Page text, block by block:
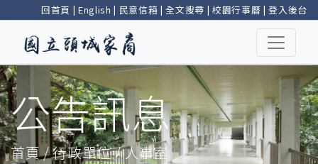
回首頁 | English | 民意信箱 |全文搜尋 | 校園行事曆 |登入後台
公告訊息
首頁 / 行政單位 / 人事室